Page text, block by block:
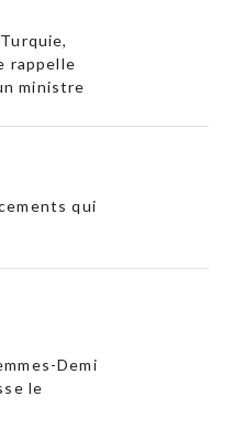
rappelle
ministre
qui
Demi
le